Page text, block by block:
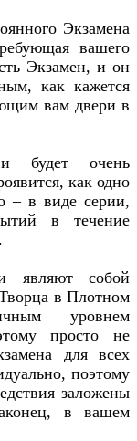
Экзамена
вашего
Экзамен, и он
как кажется
вам двери в
очень
как одно
– в виде серии,
в течение
являют собой
в Плотном
уровнем
просто не
для всех
поэтому
заложены
в вашем